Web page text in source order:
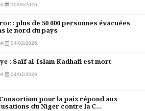
10/03/2026
: plus de 50 000 personnes évacuées
le nord du pays
04/02/2026
: Saïf al-Islam Kadhafi est mort
04/02/2026
pour la paix répond aux
du Niger contre la C...